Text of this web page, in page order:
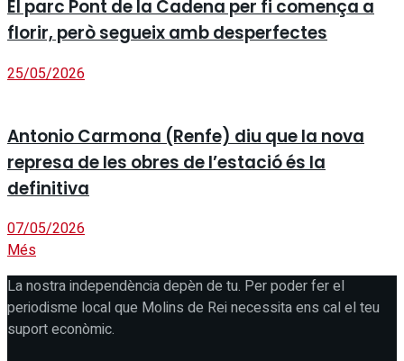
El parc Pont de la Cadena per fi comença a
florir, però segueix amb desperfectes
25/05/2026
Antonio Carmona (Renfe) diu que la nova
represa de les obres de l’estació és la
definitiva
07/05/2026
Més
La nostra independència depèn de tu. Per poder fer el
periodisme local que Molins de Rei necessita ens cal el teu
suport econòmic.